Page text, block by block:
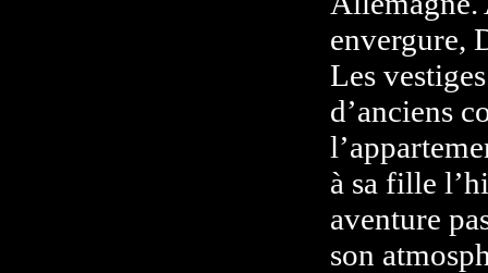
envergure,
Les
d’anciens
à sa fille
aventure
son